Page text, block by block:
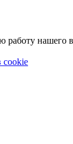
нашего
cookie